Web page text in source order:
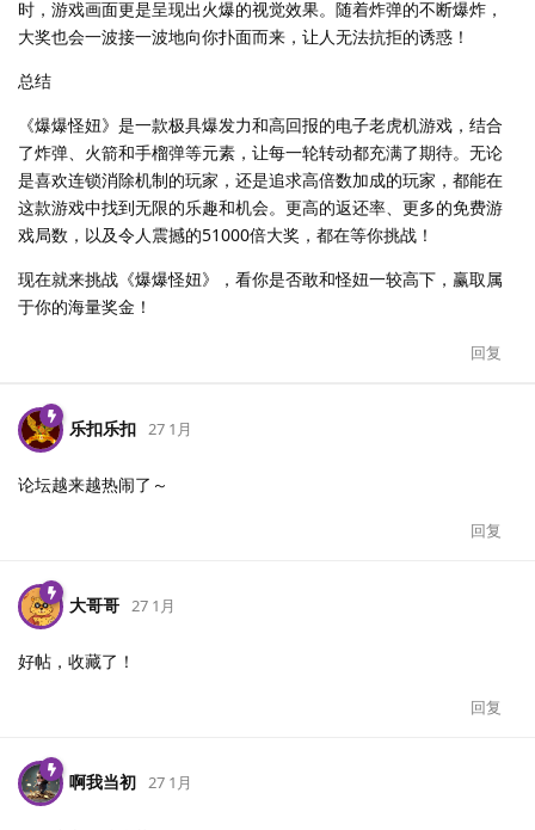
时，游戏画面更是呈现出火爆的视觉效果。随着炸弹的不断爆炸，
大奖也会一波接一波地向你扑面而来，让人无法抗拒的诱惑！
总结
《爆爆怪妞》是一款极具爆发力和高回报的电子老虎机游戏，结合
了炸弹、火箭和手榴弹等元素，让每一轮转动都充满了期待。无论
是喜欢连锁消除机制的玩家，还是追求高倍数加成的玩家，都能在
这款游戏中找到无限的乐趣和机会。更高的返还率、更多的免费游
戏局数，以及令人震撼的51000倍大奖，都在等你挑战！
现在就来挑战《爆爆怪妞》，看你是否敢和怪妞一较高下，赢取属
于你的海量奖金！
回复
乐扣乐扣 27 1月
论坛越来越热闹了～
回复
大哥哥 27 1月
好帖，收藏了！
回复
啊我当初 27 1月